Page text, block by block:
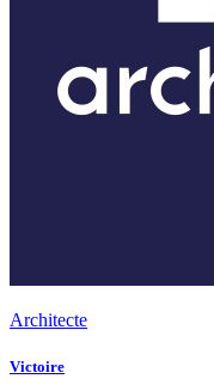
Architecte
Victoire